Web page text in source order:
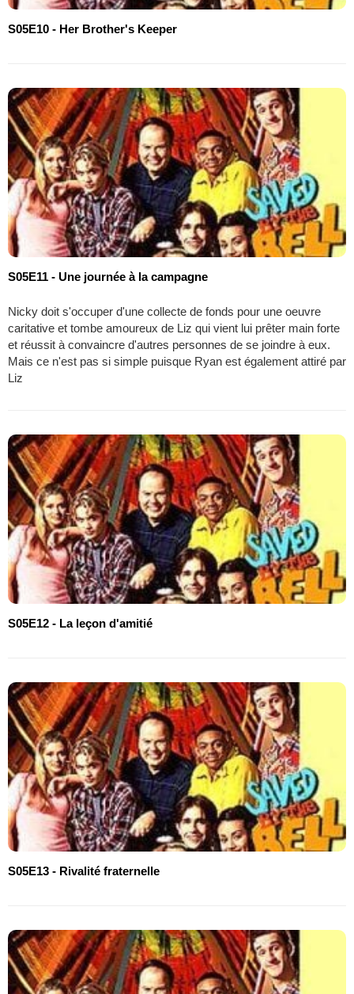
S05E10 - Her Brother's Keeper
S05E11 - Une journée à la campagne
Nicky doit s'occuper d'une collecte de fonds pour une oeuvre
caritative et tombe amoureux de Liz qui vient lui prêter main forte
et réussit à convaincre d'autres personnes de se joindre à eux.
Mais ce n'est pas si simple puisque Ryan est également attiré par
Liz
S05E12 - La leçon d'amitié
S05E13 - Rivalité fraternelle